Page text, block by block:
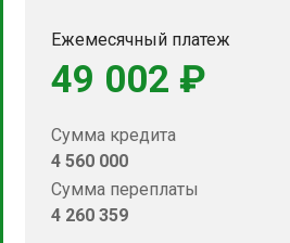
Ежемесячный платеж
49 002 ₽
Сумма кредита
4 560 000
Сумма переплаты
4 260 359